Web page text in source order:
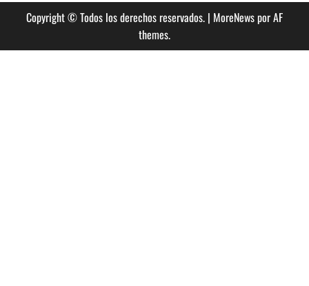
Copyright © Todos los derechos reservados. | MoreNewspor AF
themes.